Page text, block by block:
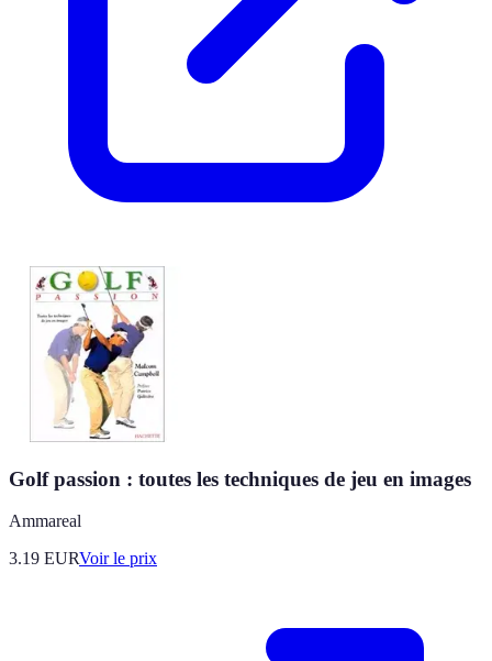
Golf passion : toutes les techniques de jeu en images
Ammareal
3.19 EURVoir le prix